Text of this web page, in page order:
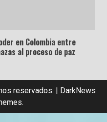
en Colombia entre
al proceso de paz
reservados. | DarkNews